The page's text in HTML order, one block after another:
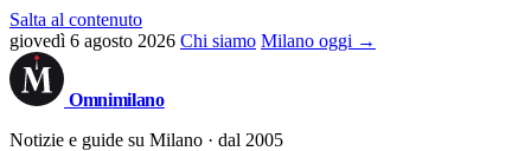
Salta al contenuto
giovedì 6 agosto 2026 Chi siamo Milano oggi →
Omnimilano
Notizie e guide su Milano · dal 2005